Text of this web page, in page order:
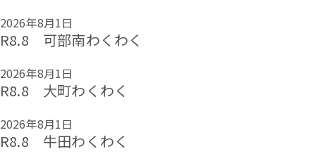
2026年8月1日
R8.8 可部南わくわく
2026年8月1日
R8.8 大町わくわく
2026年8月1日
R8.8 牛田わくわく